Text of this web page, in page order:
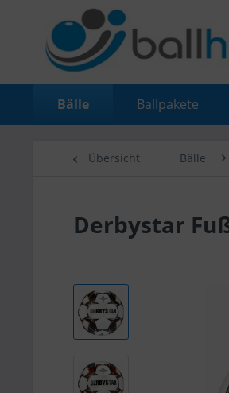
Bälle Ballpakete
Übersicht Bälle
Derbystar